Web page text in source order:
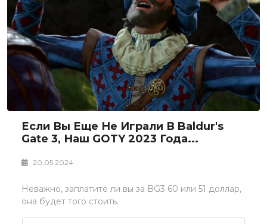
Если Вы Еще Не Играли В Baldur's
Gate 3, Наш GOTY 2023 Года...
20.05.2024
Неважно, заплатите ли вы за BG3 60 или 51 доллар,
она будет того стоить.